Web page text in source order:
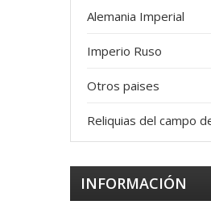
Alemania Imperial
Imperio Ruso
Otros paises
Reliquias del campo
INFORMACIÓN